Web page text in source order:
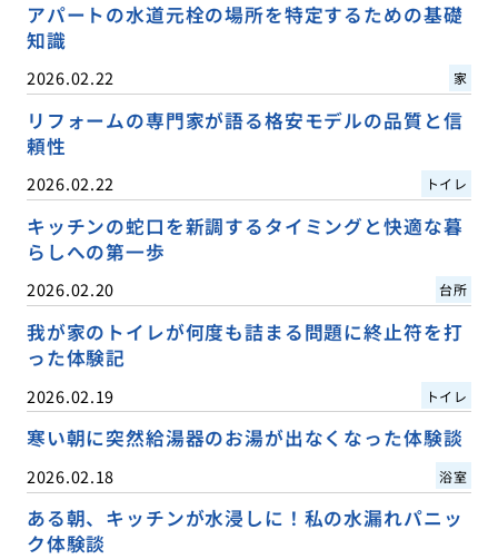
アパートの水道元栓の場所を特定するための基礎
知識
2026.02.22 家
リフォームの専門家が語る格安モデルの品質と信
頼性
2026.02.22 トイレ
キッチンの蛇口を新調するタイミングと快適な暮
らしへの第一歩
2026.02.20 台所
我が家のトイレが何度も詰まる問題に終止符を打
った体験記
2026.02.19 トイレ
寒い朝に突然給湯器のお湯が出なくなった体験談
2026.02.18 浴室
ある朝、キッチンが水浸しに！私の水漏れパニッ
ク体験談